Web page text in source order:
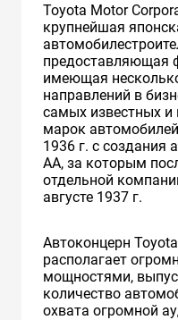
Toyota Motor
крупнейшая
предоставляющая
имеющая
направлений в
самых известных и
марок
1936 г. с создания
AA, за которым
отдельной
августе 1937 г.
Автоконцерн
располагает
мощностями,
количество
охвата огромной